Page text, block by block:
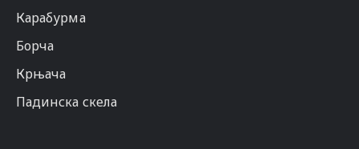
Карабурма
Борча
Крњача
Падинска скела